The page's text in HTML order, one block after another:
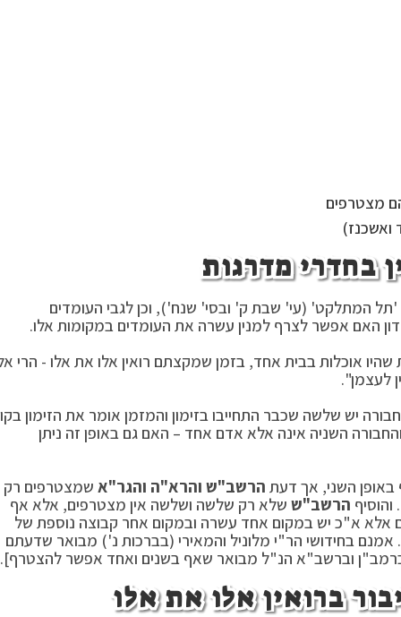
מצטרפים
ואשכנז)
בחדרי מדרגות
המתלקט' (עי' שבת ק' ובסי' שנח'), וכן לגבי העומדים
האם אפשר לצרף למנין עשרה את העומדים במקומות אלו.
אוכלות בבית אחד, בזמן שמקצתם רואין אלו את אלו - הרי
לעצמן".
יש שלשה שכבר התחייבו בזימון והמזמן אומר את הזימון
השניה אינה אלא אדם אחד – האם גם באופן זה ניתן
השני, אך דעת הרשב"ש והרא"ה והגר"א שמצטרפים רק
הרשב"ש שלא רק שלשה ושלשה אין מצטרפים, אלא אף
אלא א"כ יש במקום אחד עשרה ובמקום אחר קבוצה נוספת של
בחידושי הר"י מלוניל והמאירי (בברכות נ') מבואר שדעתם
וברשב"א הנ"ל מבואר שאף בשנים ואחד אפשר להצטרף].
ברואין אלו את אלו